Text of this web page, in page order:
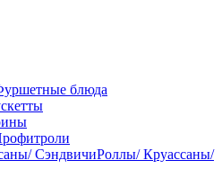
блюда
Роллы/ Круассаны/